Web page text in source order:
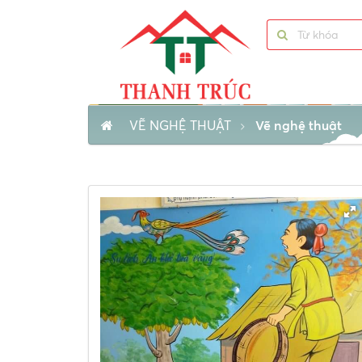
VẼ NGHỆ THUẬT Vẽ nghệ thuật